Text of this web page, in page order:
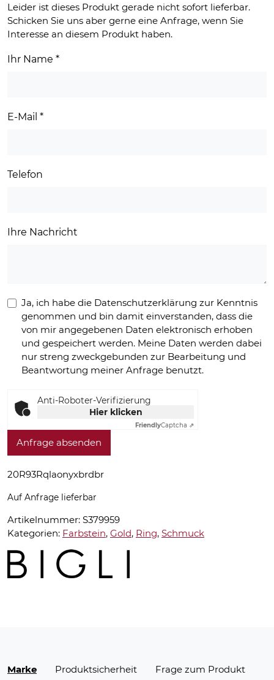
Leider ist dieses Produkt gerade nicht sofort lieferbar.
Schicken Sie uns aber gerne eine Anfrage, wenn Sie
Interesse an diesem Produkt haben.
Ihr Name *
E-Mail *
Telefon
Ihre Nachricht
Ja, ich habe die Datenschutzerklärung zur Kenntnis
genommen und bin damit einverstanden, dass die
von mir angegebenen Daten elektronisch erhoben
und gespeichert werden. Meine Daten werden dabei
nur streng zweckgebunden zur Bearbeitung und
Beantwortung meiner Anfrage benutzt.
Anti-Roboter-Verifizierung
Hier klicken
FriendlyCaptcha ⇗
Anfrage absenden
20R93Rqlaonyxbrdbr
Auf Anfrage lieferbar
Artikelnummer: S379959
Kategorien: Farbstein, Gold, Ring, Schmuck
Marke Produktsicherheit Frage zum Produkt